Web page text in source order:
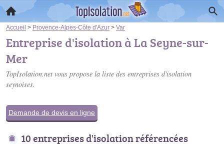
Accueil > Provence-Alpes-Côte d'Azur > Var
Entreprise d'isolation à La Seyne-sur-
Mer
TopIsolation.net vous propose la liste des entreprises d'isolation
seynoises.
Demande de devis en ligne
10 entreprises d'isolation référencées